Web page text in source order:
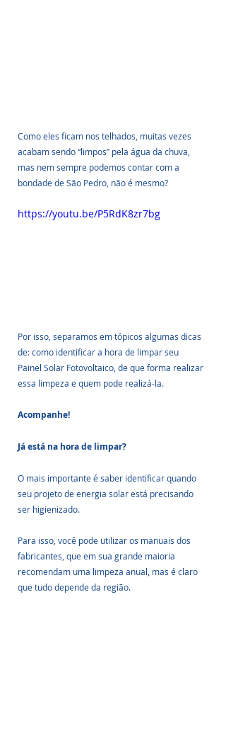
Como eles ficam nos telhados, muitas vezes
acabam sendo “limpos” pela água da chuva,
mas nem sempre podemos contar com a
bondade de São Pedro, não é mesmo?
https://youtu.be/P5RdK8zr7bg
Por isso, separamos em tópicos algumas dicas
de: como identificar a hora de limpar seu
Painel Solar Fotovoltaico, de que forma realizar
essa limpeza e quem pode realizá-la.
Acompanhe!
Já está na hora de limpar?
O mais importante é saber identificar quando
seu projeto de energia solar está precisando
ser higienizado.
Para isso, você pode utilizar os manuais dos
fabricantes, que em sua grande maioria
recomendam uma limpeza anual, mas é claro
que tudo depende da região.